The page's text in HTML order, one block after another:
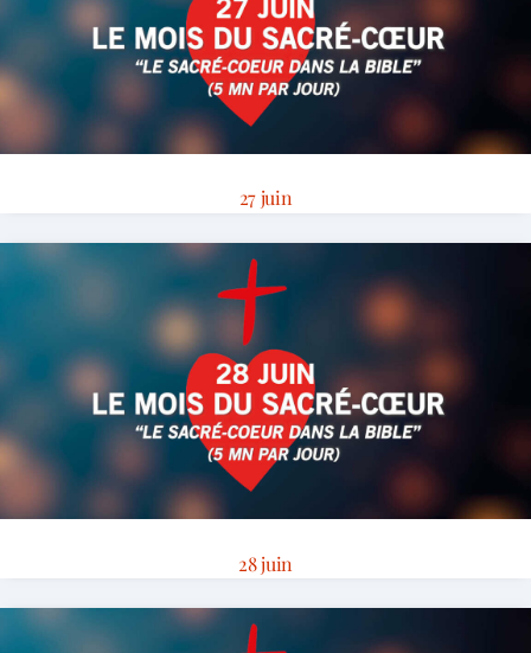
27 juin
28 juin